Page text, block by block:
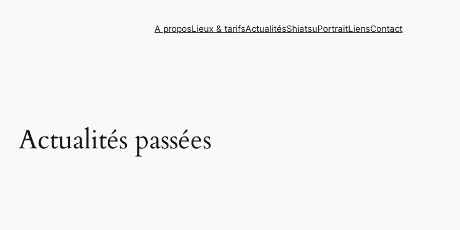
A proposLieux & tarifsActualitésShiatsuPortraitLiensContact
Actualités passées